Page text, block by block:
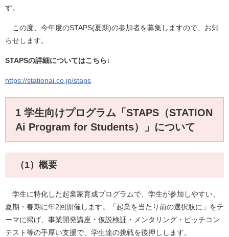
す。
この度、今年度のSTAPS(夏期)の参加者を募集しますので、お知
らせします。
STAPSの詳細についてはこちら↓
https://stationai.co.jp/staps
1 学生向けプログラム「STAPS（STATION
Ai Program for Students）」について
（1）概要
学生に特化した起業家育成プログラムで、学生が参加しやすい、
夏期・春期に年2回開催します。
「起業を当たり前の選択肢に」 をテ
ーマに掲げ、事業開発講座・仮説検証・メンタリング・ピッチコン
テスト等の手厚い支援で、学生達の挑戦を後押しします。